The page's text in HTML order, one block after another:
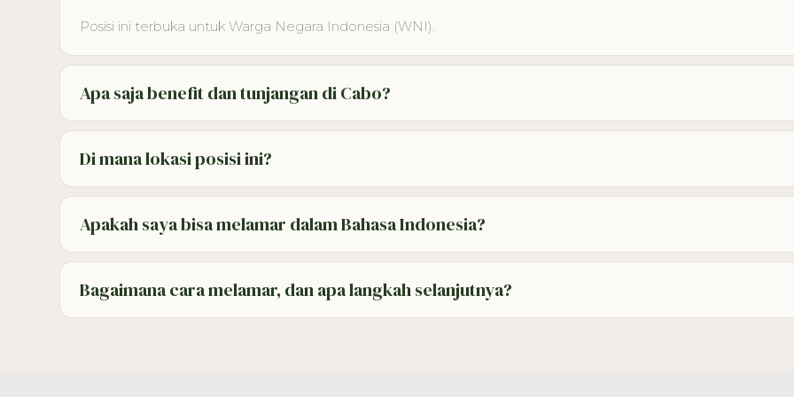
Posisi ini terbuka untuk Warga Negara Indonesia (WNI).
Apa saja benefit dan tunjangan di Cabo?
Makan harian untuk staf, bonus kinerja berdasarkan hasil portofolio, ruang nyata untuk berkembang (kami
suportif.
Di mana lokasi posisi ini?
Di seluruh vila yang dikelola Cabo di Bali — terutama Bukit (Uluwatu, Bingin, Pecatu) dan Canggu.
Apakah saya bisa melamar dalam Bahasa Indonesia?
Ya — ganti halaman ini ke Bahasa lewat tombol bahasa, dan lamar dalam bahasa yang paling nyaman
Bagaimana cara melamar, dan apa langkah selanjutnya?